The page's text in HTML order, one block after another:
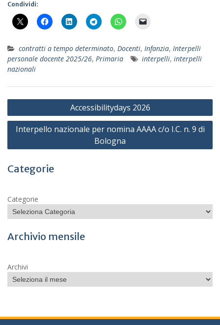
Condividi:
contratti a tempo determinato, Docenti, Infanzia, Interpelli
personale docente 2025/26, Primaria interpelli, interpelli
nazionali
Navigazione
articoli
Accessibilitydays 2026
Interpello nazionale per nomina AAAA c/o I.C. n. 9 di
Bologna
Categorie
Categorie
Archivio mensile
Archivi